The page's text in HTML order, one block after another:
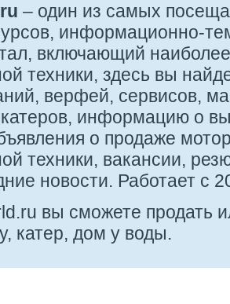
– один из самых
информационно-
включающий
техники, здесь вы
верфей, сервисов,
катеров, информацию о
о продаже
техники, вакансии,
новости. Работает с
вы сможете продать
катер, дом у воды.